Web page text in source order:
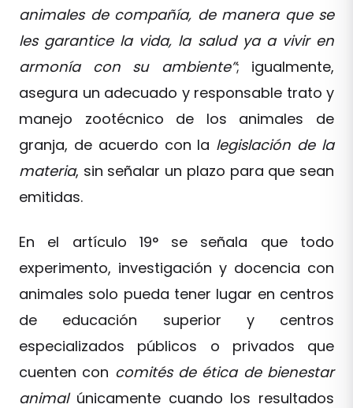
animales de compañía, de manera que se
les garantice la vida, la salud ya a vivir en
armonía con su ambiente”; igualmente,
asegura un adecuado y responsable trato y
manejo zootécnico de los animales de
granja, de acuerdo con la legislación de la
materia, sin señalar un plazo para que sean
emitidas.
En el artículo 19° se señala que todo
experimento, investigación y docencia con
animales solo pueda tener lugar en centros
de educación superior y centros
especializados públicos o privados que
cuenten con comités de ética de bienestar
animalúnicamente cuando los resultados